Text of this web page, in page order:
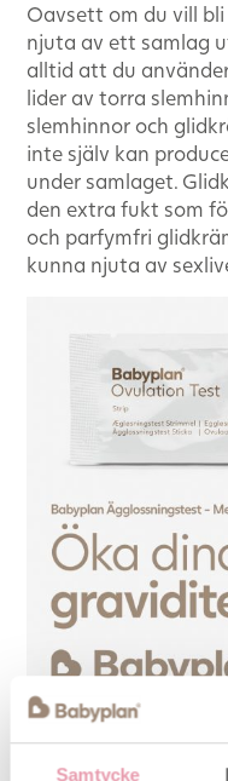
Samtycke
Oavsett om du vill
njuta av ett samlag
alltid att du
lider av torra
slemhinnor och
inte själv kan
under samlaget.
den extra fukt som
och parfymfri
kunna njuta av
Glidkräm ökar